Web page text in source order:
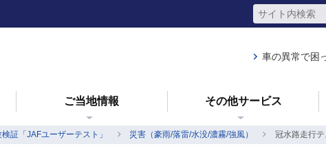
車の異常で困
ご当地情報 その他サービス
証「JAFユーザーテスト」 災害（豪雨/落雷/水没/濃霧/強風） 冠水路走行テ